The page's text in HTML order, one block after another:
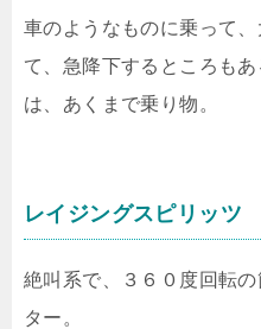
車のようなものに乗って
て、急降下するところも
は、あくまで乗り物。
レイジングスピリッツ
絶叫系で、３６０度回転
ター。